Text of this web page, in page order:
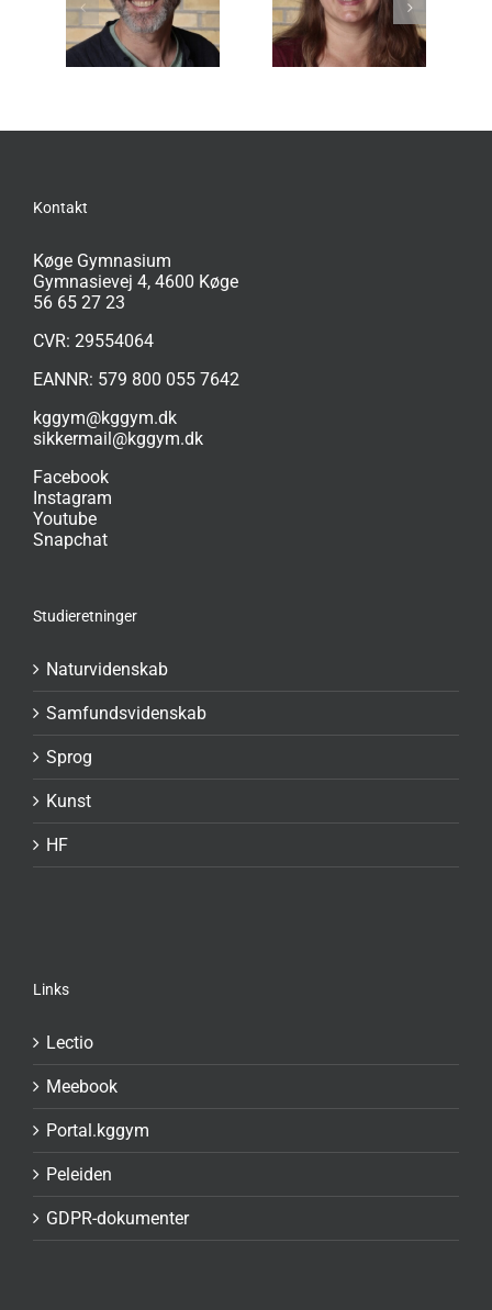
Malene Karner
Wienberg (MJ)
Lotte Laursen
(LL)
Kontakt
Køge Gymnasium
Gymnasievej 4, 4600 Køge
56 65 27 23
CVR: 29554064
EANNR: 579 800 055 7642
kggym@kggym.dk
sikkermail@kggym.dk
Facebook
Instagram
Youtube
Snapchat
Studieretninger
Naturvidenskab
Samfundsvidenskab
Sprog
Kunst
HF
Links
Lectio
Meebook
Portal.kggym
Peleiden
GDPR-dokumenter